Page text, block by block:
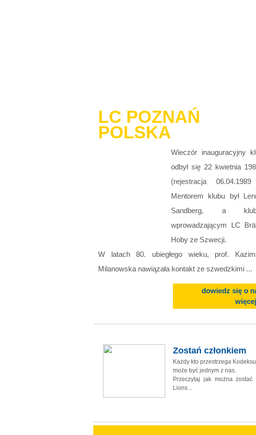
LC POZNAŃ
POLSKA
Wieczór inauguracyjny
odbył się 22 kwietnia
(rejestracja
Mentorem klubu był
Sandberg, a
wprowadzającym LC
Hoby ze Szwecji.
W latach 80. ubiegłego wieku, prof.
Milanowska nawiązała kontakt ze szwedzkimi ...
dowiedz się o
Zostań członkiem
Każdy kto przestrzega
może być jednym z nas.
Przeczytaj jak można zostać
Lions...